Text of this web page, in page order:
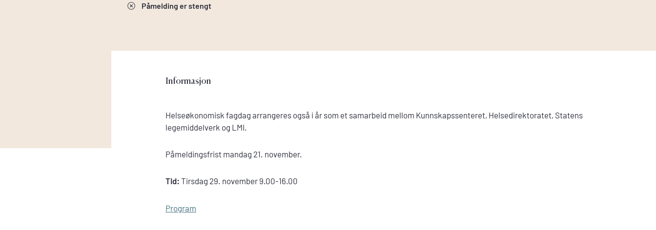
Påmelding er stengt
Informasjon
Helseøkonomisk fagdag arrangeres også i år som et samarbeid mellom Kunnskapssenteret, Helsedirektoratet, Statens
legemiddelverk og LMI.
Påmeldingsfrist mandag 21. november.
Tid: Tirsdag 29. november 9.00-16.00
Program